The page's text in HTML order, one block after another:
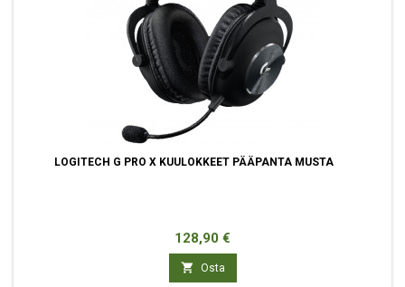
LOGITECH G PRO X KUULOKKEET PÄÄPANTA MUSTA
Hinta
128,90 €
 Osta